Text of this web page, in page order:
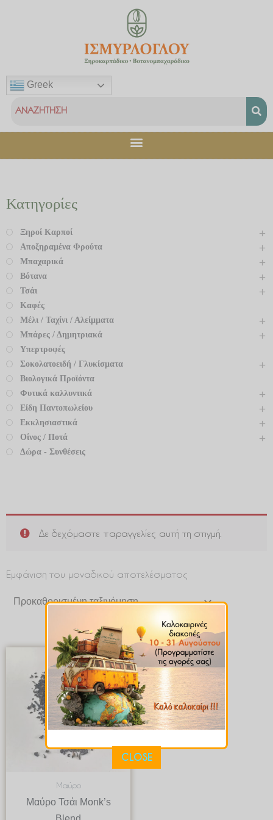
Greek
Κατηγορίες
Ξηροί Καρποί
Αποξηραμένα Φρούτα
Μπαχαρικά
Βότανα
Τσάι
Καφές
Μέλι / Ταχίνι / Αλείμματα
Μπάρες / Δημητριακά
Υπερτροφές
Σοκολατοειδή / Γλυκίσματα
Βιολογικά Προϊόντα
Φυτικά καλλυντικά
Είδη Παντοπωλείου
Εκκλησιαστικά
Οίνος / Ποτά
Δώρα - Συνθέσεις
Δε δεχόμαστε παραγγελίες αυτή τη στιγμή.
Εμφάνιση του μοναδικού αποτελέσματος
Μαύρο
Μαύρο Τσάι Monk’s
Price
range:
€ 2.93
through
€ 43.95
CLOSE